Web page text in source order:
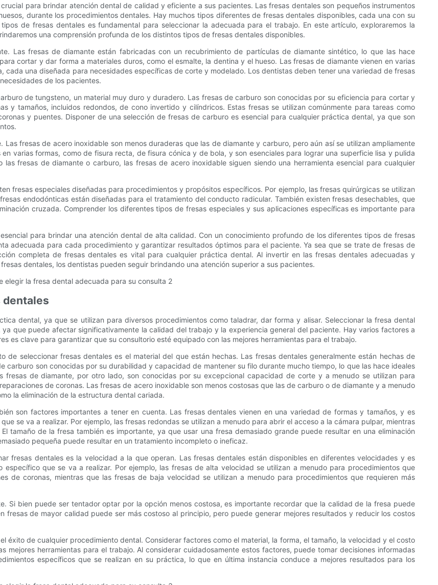
para brindar atención dental de calidad y eficiente a sus pacientes. Las fresas dentales son pequeños instrumentos
durante los procedimientos dentales. Hay muchos tipos diferentes de fresas dentales disponibles, cada una con su
de fresas dentales es fundamental para seleccionar la adecuada para el trabajo. En este artículo, exploraremos la
una comprensión profunda de los distintos tipos de fresas dentales disponibles.
Las fresas de diamante están fabricadas con un recubrimiento de partículas de diamante sintético, lo que las hace
cortar y dar forma a materiales duros, como el esmalte, la dentina y el hueso. Las fresas de diamante vienen en varias
cada una diseñada para necesidades específicas de corte y modelado. Los dentistas deben tener una variedad de fresas
de los pacientes.
de tungsteno, un material muy duro y duradero. Las fresas de carburo son conocidas por su eficiencia para cortar y
y tamaños, incluidos redondos, de cono invertido y cilíndricos. Estas fresas se utilizan comúnmente para tareas como
y puentes. Disponer de una selección de fresas de carburo es esencial para cualquier práctica dental, ya que son
fresas de acero inoxidable son menos duraderas que las de diamante y carburo, pero aún así se utilizan ampliamente
varias formas, como de fisura recta, de fisura cónica y de bola, y son esenciales para lograr una superficie lisa y pulida
fresas de diamante o carburo, las fresas de acero inoxidable siguen siendo una herramienta esencial para cualquier
fresas especiales diseñadas para procedimientos y propósitos específicos. Por ejemplo, las fresas quirúrgicas se utilizan
endodónticas están diseñadas para el tratamiento del conducto radicular. También existen fresas desechables, que
cruzada. Comprender los diferentes tipos de fresas especiales y sus aplicaciones específicas es importante para
para brindar una atención dental de alta calidad. Con un conocimiento profundo de los diferentes tipos de fresas
adecuada para cada procedimiento y garantizar resultados óptimos para el paciente. Ya sea que se trate de fresas de
completa de fresas dentales es vital para cualquier práctica dental. Al invertir en las fresas dentales adecuadas y
dentales, los dentistas pueden seguir brindando una atención superior a sus pacientes.
dentales
dental, ya que se utilizan para diversos procedimientos como taladrar, dar forma y alisar. Seleccionar la fresa dental
que puede afectar significativamente la calidad del trabajo y la experiencia general del paciente. Hay varios factores a
es clave para garantizar que su consultorio esté equipado con las mejores herramientas para el trabajo.
de seleccionar fresas dentales es el material del que están hechas. Las fresas dentales generalmente están hechas de
carburo son conocidas por su durabilidad y capacidad de mantener su filo durante mucho tiempo, lo que las hace ideales
fresas de diamante, por otro lado, son conocidas por su excepcional capacidad de corte y a menudo se utilizan para
de coronas. Las fresas de acero inoxidable son menos costosas que las de carburo o de diamante y a menudo
la eliminación de la estructura dental cariada.
son factores importantes a tener en cuenta. Las fresas dentales vienen en una variedad de formas y tamaños, y es
se va a realizar. Por ejemplo, las fresas redondas se utilizan a menudo para abrir el acceso a la cámara pulpar, mientras
tamaño de la fresa también es importante, ya que usar una fresa demasiado grande puede resultar en una eliminación
pequeña puede resultar en un tratamiento incompleto o ineficaz.
fresas dentales es la velocidad a la que operan. Las fresas dentales están disponibles en diferentes velocidades y es
que se va a realizar. Por ejemplo, las fresas de alta velocidad se utilizan a menudo para procedimientos que
de coronas, mientras que las fresas de baja velocidad se utilizan a menudo para procedimientos que requieren más
Si bien puede ser tentador optar por la opción menos costosa, es importante recordar que la calidad de la fresa puede
de mayor calidad puede ser más costoso al principio, pero puede generar mejores resultados y reducir los costos
éxito de cualquier procedimiento dental. Considerar factores como el material, la forma, el tamaño, la velocidad y el costo
mejores herramientas para el trabajo. Al considerar cuidadosamente estos factores, puede tomar decisiones informadas
específicos que se realizan en su práctica, lo que en última instancia conduce a mejores resultados para los